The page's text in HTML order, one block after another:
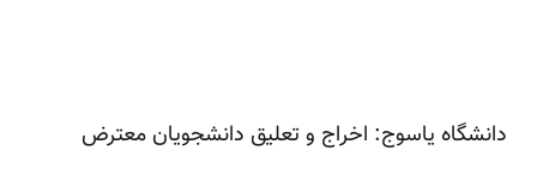
دانشگاه یاسوج: اخراج و تعلیق دانشجویان معترض